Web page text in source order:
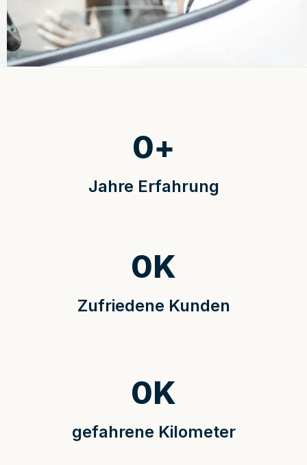
Jahre Erfahrung
0+
Zufriedene Kunden
0K
gefahrene Kilometer
0K